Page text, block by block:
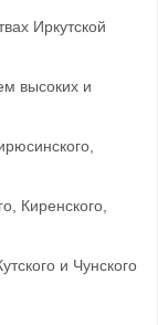
Иркутской
высоких и
Киренского,
и Чунского